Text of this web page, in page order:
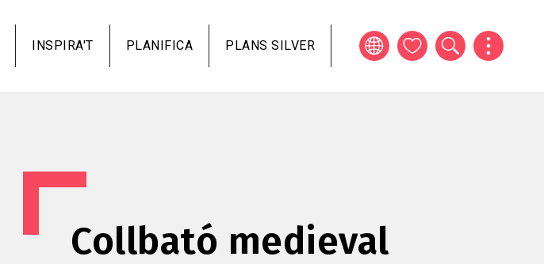
al
contingut
INSPIRA'T PLANIFICA PLANS SILVER
Collbató medieval